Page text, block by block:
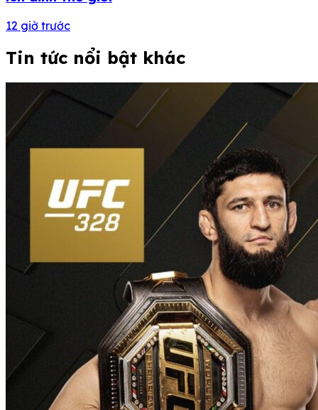
12 giờ trước
Tin tức nổi bật khác